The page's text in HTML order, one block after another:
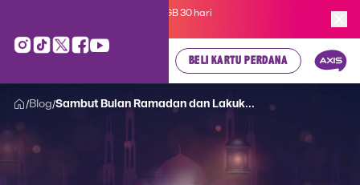
Kartu Perdana AXIS Suka-Suka 3GB 30 hari
BELI KARTU PERDANA
/Blog/Sambut Bulan Ramadan dan Lakuk...